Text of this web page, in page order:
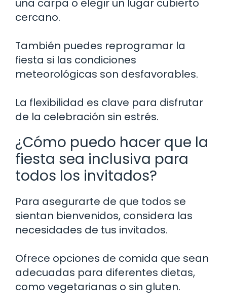
cercano.
También puedes reprogramar la
fiesta si las condiciones
meteorológicas son desfavorables.
La flexibilidad es clave para disfrutar
de la celebración sin estrés.
¿Cómo puedo hacer que la
fiesta sea inclusiva para
todos los invitados?
Para asegurarte de que todos se
sientan bienvenidos, considera las
necesidades de tus invitados.
Ofrece opciones de comida que sean
adecuadas para diferentes dietas,
como vegetarianas o sin gluten.